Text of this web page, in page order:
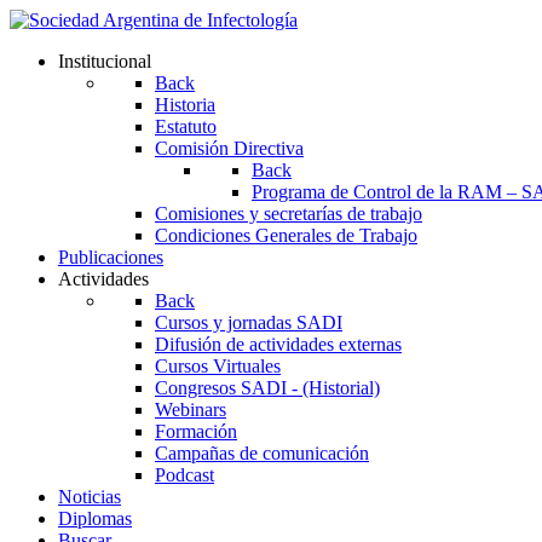
Institucional
Back
Historia
Estatuto
Comisión Directiva
Back
Programa de Control de la RAM –
Comisiones y secretarías de trabajo
Condiciones Generales de Trabajo
Publicaciones
Actividades
Back
Cursos y jornadas SADI
Difusión de actividades externas
Cursos Virtuales
Congresos SADI - (Historial)
Webinars
Formación
Campañas de comunicación
Podcast
Noticias
Diplomas